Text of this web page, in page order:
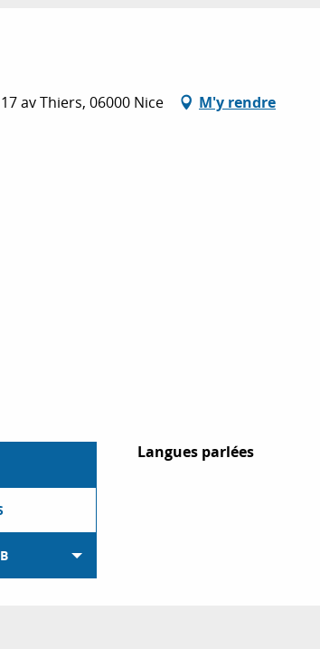
av Thiers, 06000 Nice M'y rendre
Langues parlées
Langues parlées